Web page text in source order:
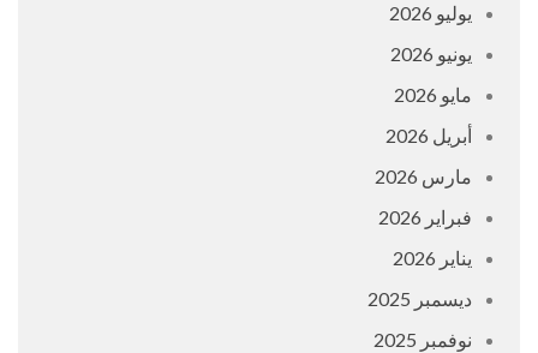
يوليو 2026
يونيو 2026
مايو 2026
أبريل 2026
مارس 2026
فبراير 2026
يناير 2026
ديسمبر 2025
نوفمبر 2025